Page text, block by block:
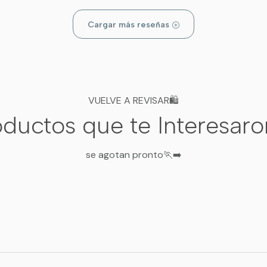
Cargar más reseñas
VUELVE A REVISAR🛍️
que te
se agotan pronto🏃‍➡️